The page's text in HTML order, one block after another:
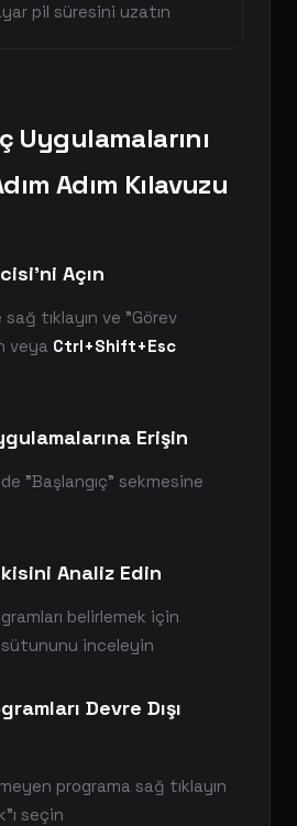
pil süresini uzatın
Uygulamalarını
Adım Kılavuzu
Açın
tıklayın ve "Görev
veya Ctrl+Shift+Esc
Erişin
"Başlangıç" sekmesine
Analiz Edin
belirlemek için
inceleyin
Devre Dışı
programa sağ tıklayın
seçin